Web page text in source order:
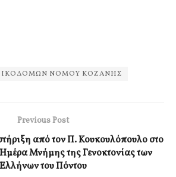
ΝΟΜΟΥ ΚΟΖΑΝΗΣ
Previous Post
από τον Π. Κουκουλόπουλο στο
Μνήμης της Γενοκτονίας των
Ελλήνων του Πόντου